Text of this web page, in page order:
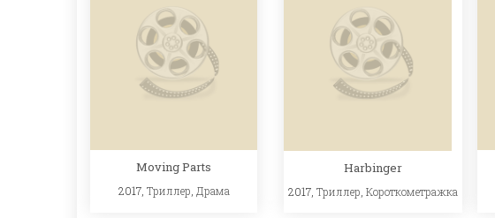
Moving Parts
2017, Триллер Драма
Harbinger
2017, Триллер Короткометражка